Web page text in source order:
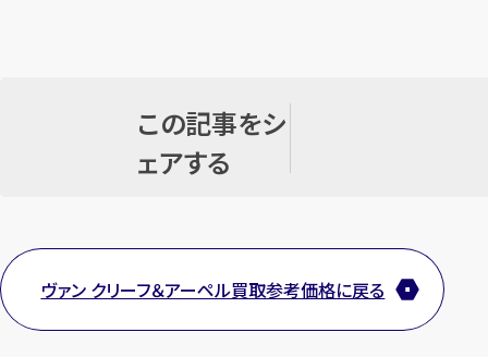
この記事をシ
ェアする
ヴァン クリーフ＆アーペル買取参考価格に戻る